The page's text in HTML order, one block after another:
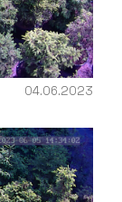
04.06.2023